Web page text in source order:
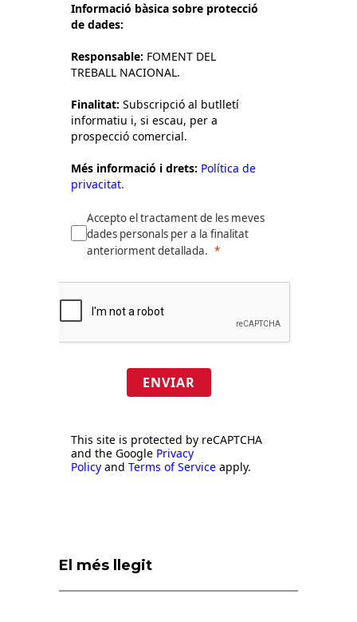
Informació bàsica sobre protecció
de dades:
Responsable: FOMENT DEL
TREBALL NACIONAL.
Finalitat: Subscripció al butlletí
informatiu i, si escau, per a
prospecció comercial.
Més informació i drets: Política de
privacitat.
Accepto el tractament de les meves
dades personals per a la finalitat
anteriorment detallada.
ENVIAR
This site is protected by reCAPTCHA
and the Google Privacy
Policy and Terms of Service apply.
El més llegit